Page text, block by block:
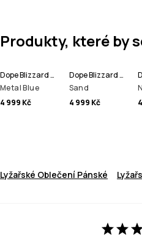
Produkty, které by
Dope Blizzard Full Zip Lyžařská Bunda Men
Metal Blue
4 999 Kč
Dope Blizzard Full Zip Lyžařská Bunda Men
Sand
4 999 Kč
Lyžařské Oblečení Pánské